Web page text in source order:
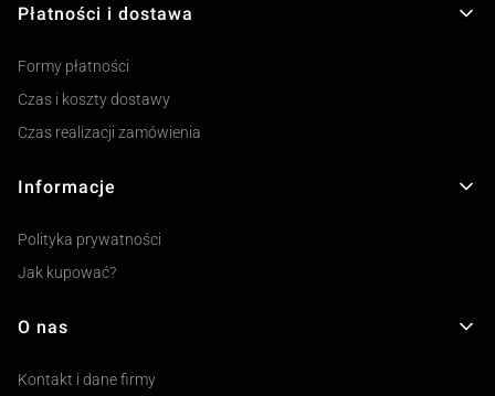
Płatności i dostawa
Formy płatności
Czas i koszty dostawy
Czas realizacji zamówienia
Informacje
Polityka prywatności
Jak kupować?
O nas
Kontakt i dane firmy